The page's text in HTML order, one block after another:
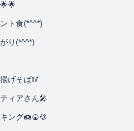
ト食(*^^*)
り(*^^*)
げそば🥢
ィアさん🎤
ング🍩🍘🍪